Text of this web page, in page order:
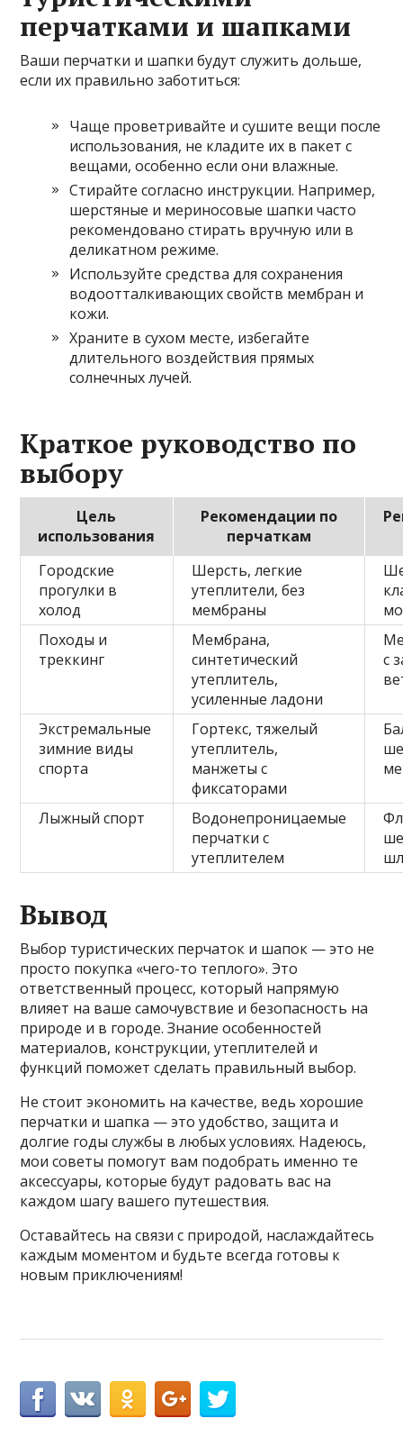
перчатками и шапками
Ваши перчатки и шапки будут служить дольше,
если их правильно заботиться:
Чаще проветривайте и сушите вещи после
использования, не кладите их в пакет с
вещами, особенно если они влажные.
Стирайте согласно инструкции. Например,
шерстяные и мериносовые шапки часто
рекомендовано стирать вручную или в
деликатном режиме.
Используйте средства для сохранения
водоотталкивающих свойств мембран и
кожи.
Храните в сухом месте, избегайте
длительного воздействия прямых
солнечных лучей.
Краткое руководство по
выбору
Цель
использования
Рекомендации по
перчаткам
Городские
прогулки в
холод
Шерсть, легкие
утеплители, без
мембраны
Походы и
треккинг
Мембрана,
синтетический
утеплитель,
усиленные ладони
с
Экстремальные
зимние виды
спорта
Гортекс, тяжелый
утеплитель,
манжеты с
фиксаторами
Лыжный спорт
Водонепроницаемые
перчатки с
утеплителем
Вывод
Выбор туристических перчаток и шапок — это не
просто покупка «чего-то теплого». Это
ответственный процесс, который напрямую
влияет на ваше самочувствие и безопасность на
природе и в городе. Знание особенностей
материалов, конструкции, утеплителей и
функций поможет сделать правильный выбор.
Не стоит экономить на качестве, ведь хорошие
перчатки и шапка — это удобство, защитa и
долгие годы службы в любых условиях. Надеюсь,
мои советы помогут вам подобрать именно те
аксессуары, которые будут радовать вас на
каждом шагу вашего путешествия.
Оставайтесь на связи с природой, наслаждайтесь
каждым моментом и будьте всегда готовы к
новым приключениям!